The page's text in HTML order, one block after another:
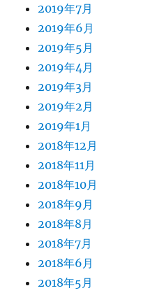
2019年7月
2019年6月
2019年5月
2019年4月
2019年3月
2019年2月
2019年1月
2018年12月
2018年11月
2018年10月
2018年9月
2018年8月
2018年7月
2018年6月
2018年5月